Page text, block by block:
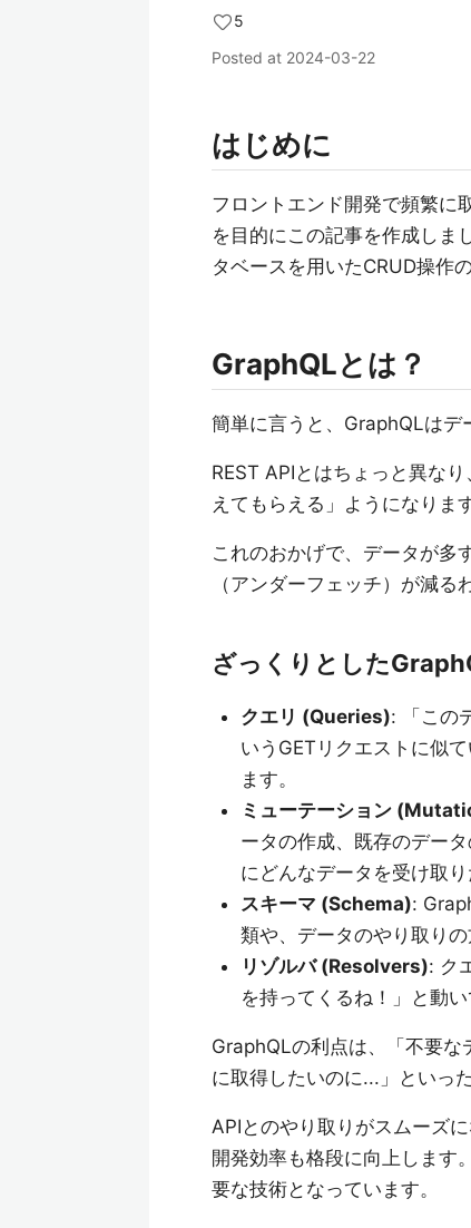
5
Posted at 2024-03-22
はじめに
フロントエンド開発で頻繁に
を目的にこの記事を作成しま
タベースを用いたCRUD操作
GraphQLとは？
簡単に言うと、GraphQLはデ
REST APIとはちょっと異な
えてもらえる」ようになります
これのおかげで、データが多
（アンダーフェッチ）が減る
ざっくりとした
クエリ (Queries): 「この
いうGETリクエストに似
ます。
ミューテーション
ータの作成、既存のデー
にどんなデータを受け取り
スキーマ (Schema):
類や、データのやり取りの
リゾルバ (Resolvers): ク
を持ってくるね！」と動
GraphQLの利点は、「不要
に取得したいのに...」といっ
APIとのやり取りがスムーズ
開発効率も格段に向上します
要な技術となっています。